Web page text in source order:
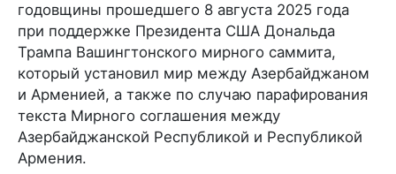
годовщины прошедшего 8 августа 2025 года
при поддержке Президента США Дональда
Трампа Вашингтонского мирного саммита,
который установил мир между Азербайджаном
и Арменией, а также по случаю парафирования
текста Мирного соглашения между
Азербайджанской Республикой и Республикой
Армения.